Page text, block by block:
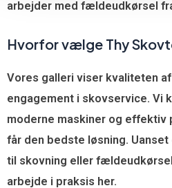
arbejder med fældeudkørsel
Hvorfor vælge Thy
Vores galleri viser kvaliteten
engagement i skovservice. Vi
moderne maskiner og effektiv
får den bedste løsning.
til skovning eller
arbejde i praksis her.